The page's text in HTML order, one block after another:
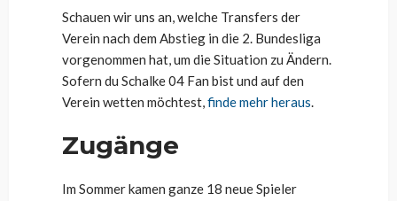
Schauen wir uns an, welche Transfers der
Verein nach dem Abstieg in die 2. Bundesliga
vorgenommen hat, um die Situation zu Ändern.
Sofern du Schalke 04 Fan bist und auf den
Verein wetten möchtest,finde mehr heraus.
Zugänge
Im Sommer kamen ganze 18 neue Spieler